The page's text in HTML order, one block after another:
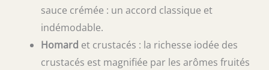
sauce crémée : un accord classique et
indémodable.
Homard et crustacés : la richesse iodée des
crustacés est magnifiée par les arômes fruités